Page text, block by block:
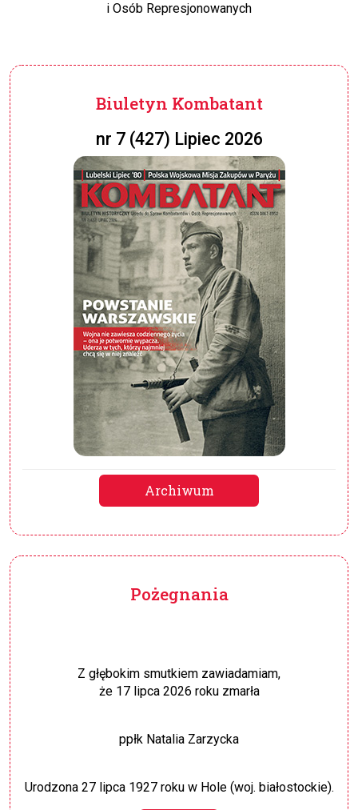
i Osób Represjonowanych
Biuletyn Kombatant
nr 7 (427) Lipiec 2026
Archiwum
Pożegnania
Z głębokim smutkiem zawiadamiam,
że 17 lipca 2026 roku zmarła
ppłk Natalia Zarzycka
Urodzona 27 lipca 1927 roku w Hole (woj. białostockie).